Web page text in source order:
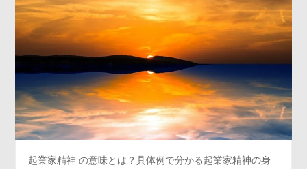
起業家精神 の意味とは？具体例で分かる起業家精神の身